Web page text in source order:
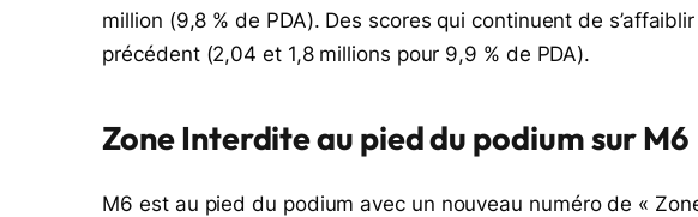
million (9,8 % de PDA). Des scores qui continuent de
précédent (2,04 et 1,8 millions pour 9,9 % de PDA).
Zone Interdite au pied du podium sur M6
M6 est au pied du podium avec un nouveau numéro de «